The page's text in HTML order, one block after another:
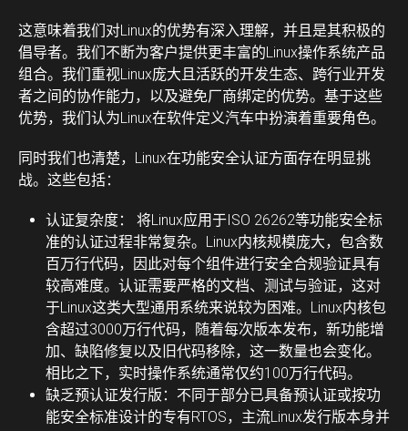
这意味着我们对Linux的优势有深入理解，并且是其积极的
倡导者。我们不断为客户提供更丰富的Linux操作系统产品
组合。我们重视Linux庞大且活跃的开发生态、跨行业开发
者之间的协作能力，以及避免厂商绑定的优势。基于这些
优势，我们认为Linux在软件定义汽车中扮演着重要角色。
同时我们也清楚，Linux在功能安全认证方面存在明显挑
战。这些包括：
认证复杂度：
将Linux应用于ISO 26262等功能安全标
准的认证过程非常复杂。Linux内核规模庞大，包含数
百万行代码，因此对每个组件进行安全合规验证具有
较高难度。认证需要严格的文档、测试与验证，这对
于Linux这类大型通用系统来说较为困难。Linux内核包
含超过3000万行代码，随着每次版本发布，新功能增
加、缺陷修复以及旧代码移除，这一数量也会变化。
相比之下，实时操作系统通常仅约100万行代码。
缺乏预认证发行版： 不同于部分已具备预认证或按功
能安全标准设计的专有RTOS，主流Linux发行版本身并